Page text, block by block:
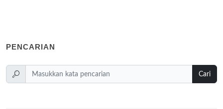
PENCARIAN
Cari